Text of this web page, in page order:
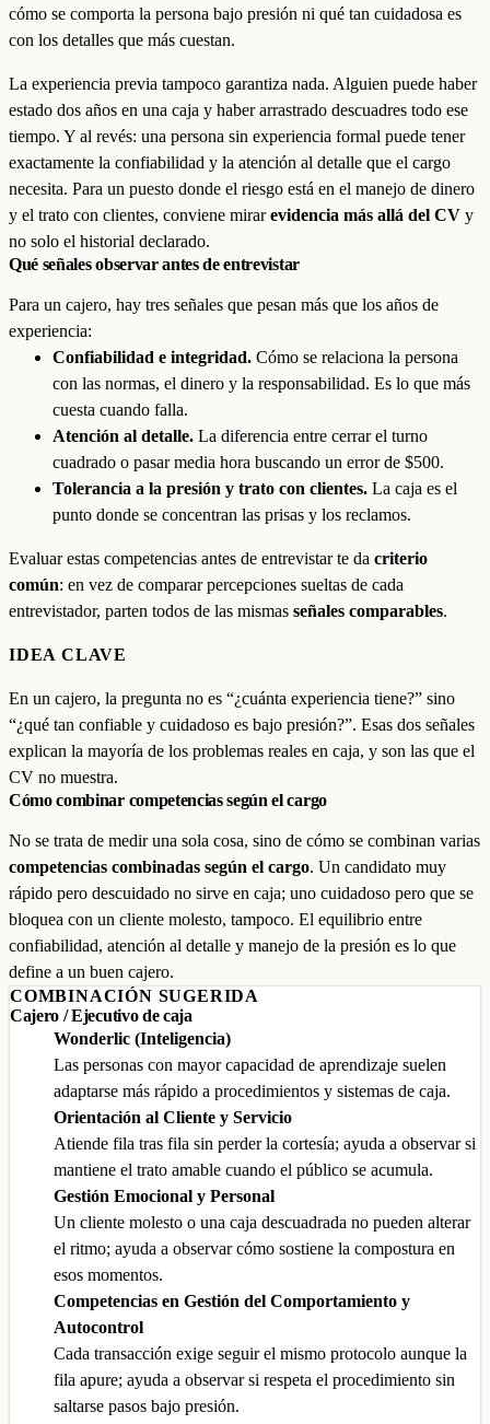
cómo se comporta la persona bajo presión ni qué tan cuidadosa es
con los detalles que más cuestan.
La experiencia previa tampoco garantiza nada. Alguien puede haber
estado dos años en una caja y haber arrastrado descuadres todo ese
tiempo. Y al revés: una persona sin experiencia formal puede tener
exactamente la confiabilidad y la atención al detalle que el cargo
necesita. Para un puesto donde el riesgo está en el manejo de dinero
y el trato con clientes, conviene mirarevidencia más allá del CV y
no solo el historial declarado.
Qué señales observar antes de entrevistar
Para un cajero, hay tres señales que pesan más que los años de
experiencia:
Confiabilidad e integridad. Cómo se relaciona la persona
con las normas, el dinero y la responsabilidad. Es lo que más
cuesta cuando falla.
Atención al detalle. La diferencia entre cerrar el turno
cuadrado o pasar media hora buscando un error de $500.
Tolerancia a la presión y trato con clientes. La caja es el
punto donde se concentran las prisas y los reclamos.
Evaluar estas competencias antes de entrevistar te da criterio
común: en vez de comparar percepciones sueltas de cada
entrevistador, parten todos de las mismas señales comparables.
IDEA CLAVE
En un cajero, la pregunta no es “¿cuánta experiencia tiene?” sino
“¿qué tan confiable y cuidadoso es bajo presión?”. Esas dos señales
explican la mayoría de los problemas reales en caja, y son las que el
CV no muestra.
Cómo combinar competencias según el cargo
No se trata de medir una sola cosa, sino de cómo se combinan varias
competencias combinadas según el cargo. Un candidato muy
rápido pero descuidado no sirve en caja; uno cuidadoso pero que se
bloquea con un cliente molesto, tampoco. El equilibrio entre
confiabilidad, atención al detalle y manejo de la presión es lo que
define a un buen cajero.
COMBINACIÓN SUGERIDA
Cajero / Ejecutivo de caja
Wonderlic (Inteligencia)
Las personas con mayor capacidad de aprendizaje suelen
adaptarse más rápido a procedimientos y sistemas de caja.
Orientación al Cliente y Servicio
Atiende fila tras fila sin perder la cortesía; ayuda a observar si
mantiene el trato amable cuando el público se acumula.
Gestión Emocional y Personal
Un cliente molesto o una caja descuadrada no pueden alterar
el ritmo; ayuda a observar cómo sostiene la compostura en
esos momentos.
Competencias en Gestión del Comportamiento y
Autocontrol
Cada transacción exige seguir el mismo protocolo aunque la
fila apure; ayuda a observar si respeta el procedimiento sin
saltarse pasos bajo presión.